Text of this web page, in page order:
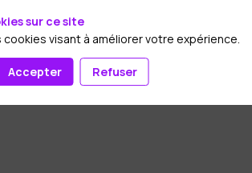
sur ce site
visant à améliorer votre expérience.
Accepter Refuser